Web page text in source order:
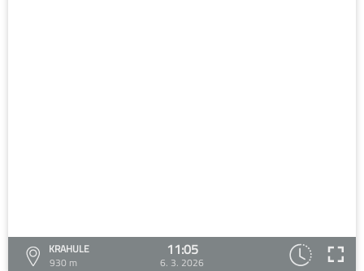
KRAHULE
930 m
11:05
6. 3. 2026